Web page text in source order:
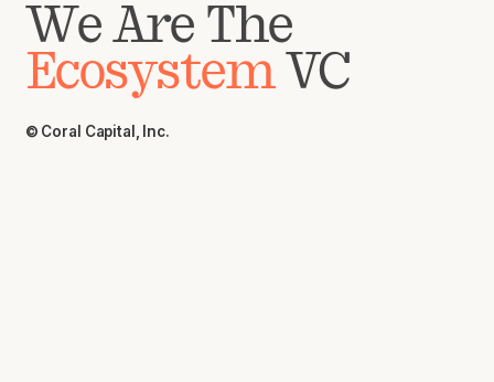
We Are The
EcosystemVC
© Coral Capital, Inc.